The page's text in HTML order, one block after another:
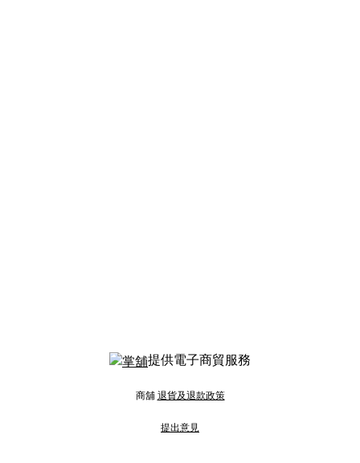
提供電子商貿服務
商舖 退貨及退款政策
提出意見